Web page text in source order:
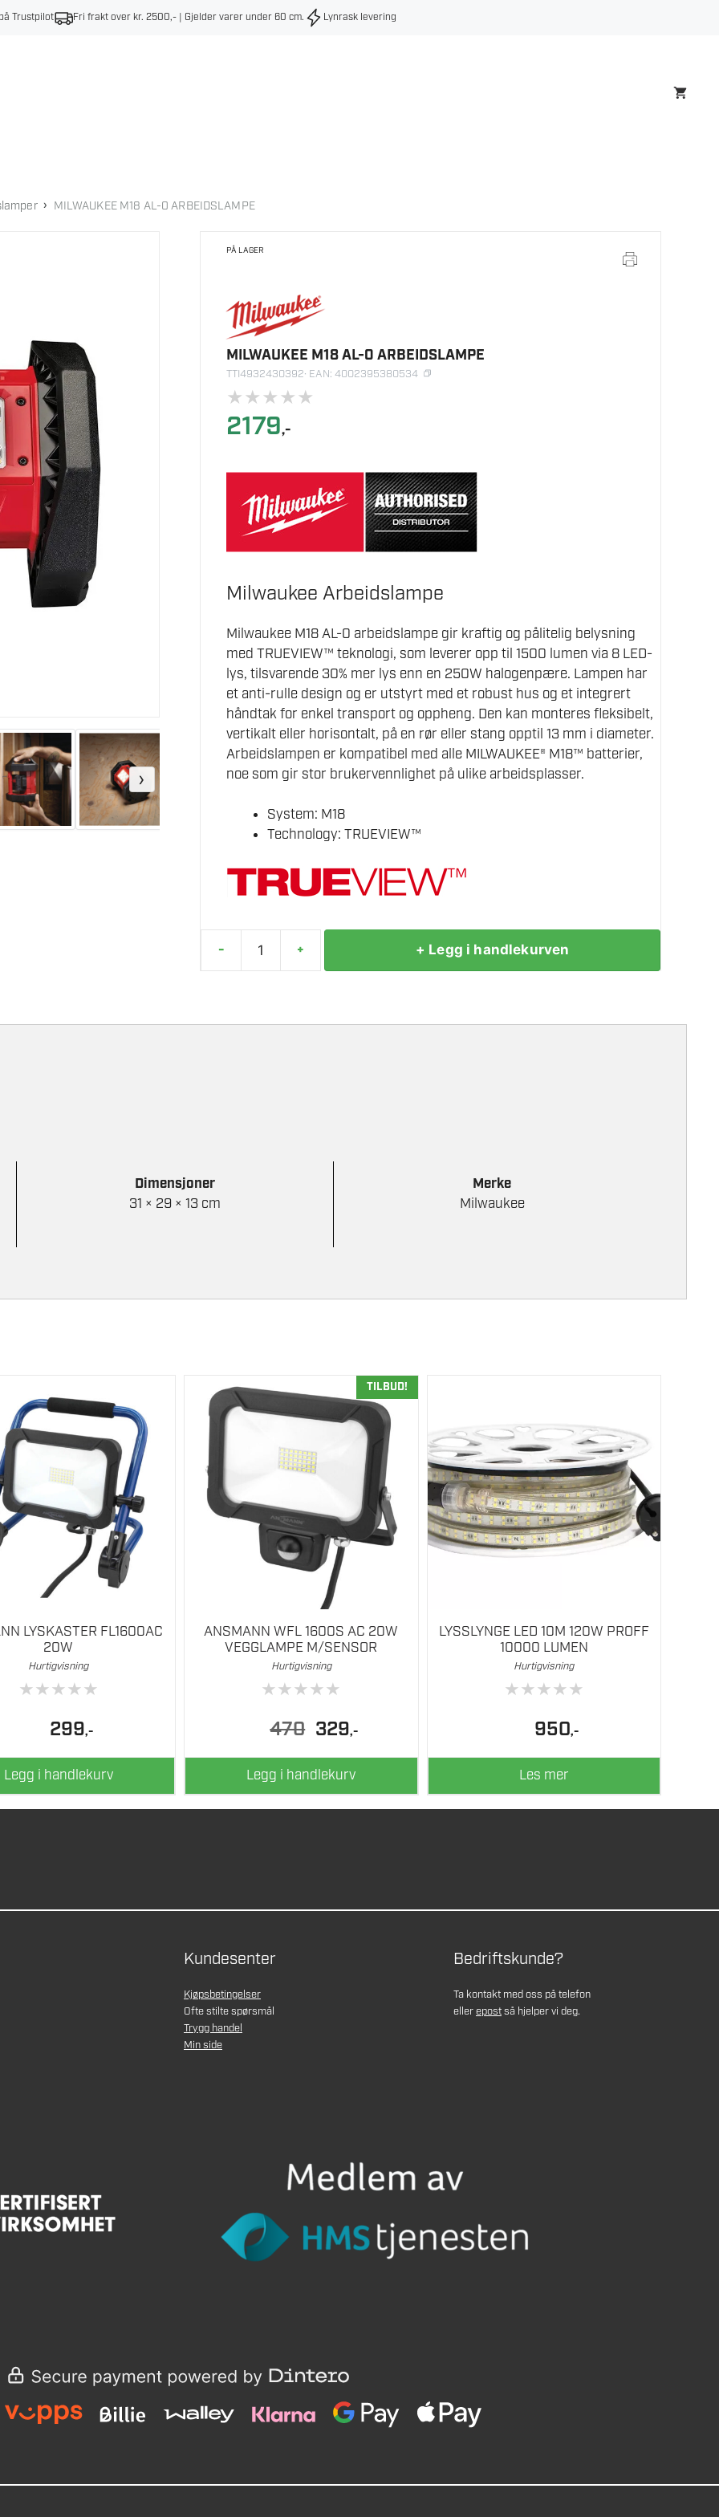
Trustpilot Fri frakt over kr. 2500,- | Gjelder varer under 60 cm. Lynrask levering
› MILWAUKEE M18 AL-0 ARBEIDSLAMPE
›
PÅ LAGER
MILWAUKEE M18 AL-0 ARBEIDSLAMPE
TTI4932430392· EAN: 4002395380534
★★★★★
2179,-
Milwaukee Arbeidslampe
Milwaukee M18 AL-0 arbeidslampe gir kraftig og pålitelig belysning
med TRUEVIEW™ teknologi, som leverer opp til 1500 lumen via 8 LED-
lys, tilsvarende 30% mer lys enn en 250W halogenpære. Lampen har
et anti-rulle design og er utstyrt med et robust hus og et integrert
håndtak for enkel transport og oppheng. Den kan monteres fleksibelt,
vertikalt eller horisontalt, på en rør eller stang opptil 13 mm i diameter.
Arbeidslampen er kompatibel med alle MILWAUKEE® M18™ batterier,
noe som gir stor brukervennlighet på ulike arbeidsplasser.
System: M18
Technology: TRUEVIEW™
-
MILWAUKEE
+ + Legg i handlekurven
Dimensjoner
31 × 29 × 13 cm
Merke
Milwaukee
LYSKASTER FL1600AC
20W
Hurtigvisning
★★★★★
299,-
Legg i handlekurv
TILBUD!
ANSMANN WFL 1600S AC 20W
VEGGLAMPE M/SENSOR
Hurtigvisning
★★★★★
470
Opprinnelig
pris
var:
470.
329pris
er:
329.
,-
Legg i handlekurv
LYSSLYNGE LED 10M 120W PROFF
10000 LUMEN
Hurtigvisning
★★★★★
950,-
Les mer
Kundesenter
Kjøpsbetingelser
Ofte stilte spørsmål
Trygg handel
Min side
Bedriftskunde?
Ta kontakt med oss på telefon
ellerepostså hjelper vi deg.